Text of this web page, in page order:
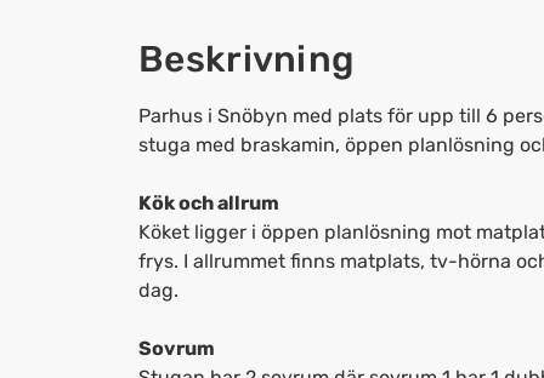
Beskrivning
Parhus i Snöbyn med plats för upp till 6
stuga med braskamin, öppen planlösning
Kök och allrum
Köket ligger i öppen planlösning mot
frys. I allrummet finns matplats, tv-hörna
dag.
Sovrum